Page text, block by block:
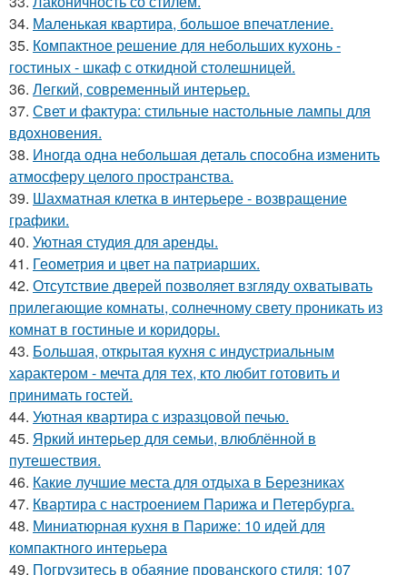
34. Маленькая квартира, большое впечатление.
35. Компактное решение для небольших кухонь -
гостиных - шкаф с откидной столешницей.
36. Легкий, современный интерьер.
37. Свет и фактура: стильные настольные лампы для
вдохновения.
38. Иногда одна небольшая деталь способна изменить
атмосферу целого пространства.
39. Шахматная клетка в интерьере - возвращение
графики.
40. Уютная студия для аренды.
41. Геометрия и цвет на патриарших.
42. Отсутствие дверей позволяет взгляду охватывать
прилегающие комнаты, солнечному свету проникать из
комнат в гостиные и коридоры.
43. Большая, открытая кухня с индустриальным
характером - мечта для тех, кто любит готовить и
принимать гостей.
44. Уютная квартира с изразцовой печью.
45. Яркий интерьер для семьи, влюблённой в
путешествия.
46. Какие лучшие места для отдыха в Березниках
47. Квартира с настроением Парижа и Петербурга.
48. Миниатюрная кухня в Париже: 10 идей для
компактного интерьера
49. Погрузитесь в обаяние прованского стиля: 107